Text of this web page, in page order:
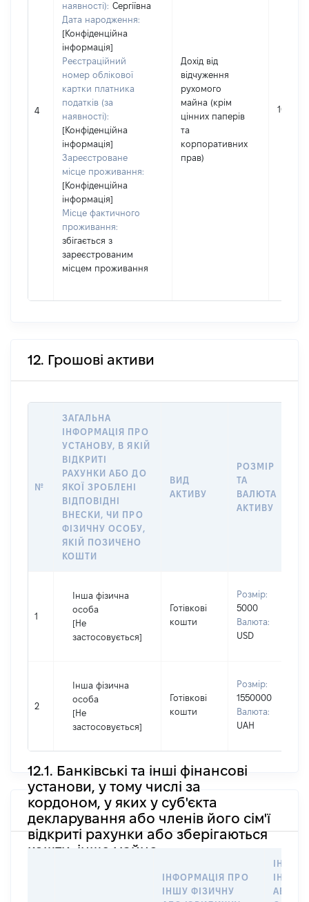
4
наявності): Сергіївна
Дата народження:
[Конфіденційна
інформація]
Реєстраційний
номер облікової
картки платника
податків (за
наявності):
[Конфіденційна
інформація]
Зареєстроване
місце проживання:
[Конфіденційна
інформація]
Місце фактичного
проживання:
збігається з
зареєстрованим
місцем проживання
Дохід від
відчуження
рухомого
майна (крім
цінних паперів
та
корпоративних
прав)
12. Грошові активи
№
ЗАГАЛЬНА
ІНФОРМАЦІЯ ПРО
УСТАНОВУ, В ЯКІЙ
ВІДКРИТІ
РАХУНКИ АБО ДО
ЯКОЇ ЗРОБЛЕНІ
ВІДПОВІДНІ
ВНЕСКИ, ЧИ ПРО
ФІЗИЧНУ ОСОБУ,
ЯКІЙ ПОЗИЧЕНО
КОШТИ
ВИД
АКТИВУ
РОЗМІР
ТА
ВАЛЮТА
АКТИВУ
1
Інша фізична
особа
[Не
застосовується]
Готівкові
кошти
Розмір:
5000
Валюта:
USD
2
Інша фізична
особа
[Не
застосовується]
Готівкові
кошти
Розмір:
1550000
Валюта:
UAH
12.1. Банківські та інші фінансові
установи, у тому числі за
кордоном, у яких у суб'єкта
декларування або членів його сім'ї
відкриті рахунки або зберігаються
кошти, інше майно
ІНФОРМАЦІЯ ПРО
ІНШУ ФІЗИЧНУ
ІНШУ
АБО